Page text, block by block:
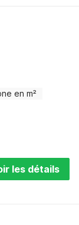
en m²
les détails